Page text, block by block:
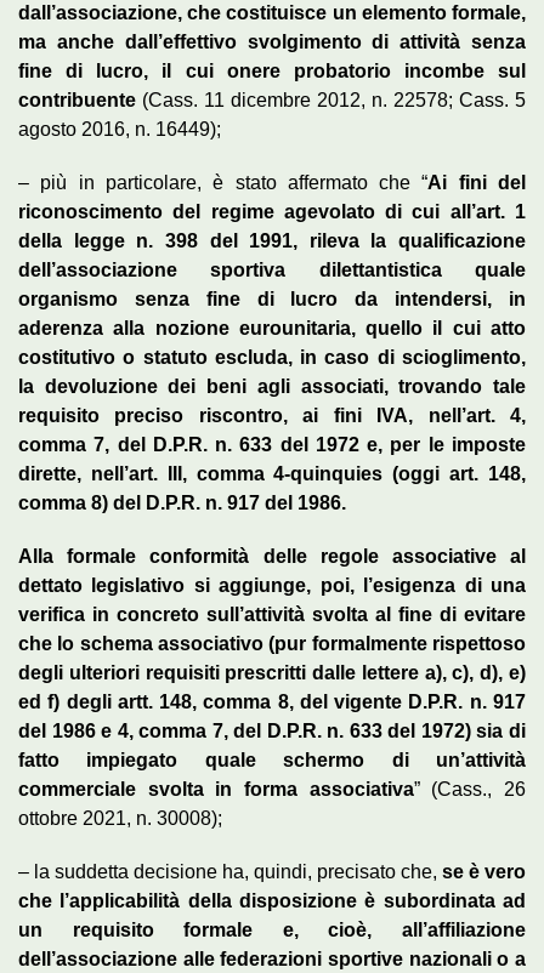
dall’associazione, che costituisce un elemento formale,
ma anche dall’effettivo svolgimento di attività senza
fine di lucro, il cui onere probatorio incombe sul
contribuente (Cass. 11 dicembre 2012, n. 22578; Cass. 5
agosto 2016, n. 16449);
– più in particolare, è stato affermato che “Ai fini del
riconoscimento del regime agevolato di cui all’art. 1
della legge n. 398 del 1991, rileva la qualificazione
dell’associazione sportiva dilettantistica quale
organismo senza fine di lucro da intendersi, in
aderenza alla nozione eurounitaria, quello il cui atto
costitutivo o statuto escluda, in caso di scioglimento,
la devoluzione dei beni agli associati, trovando tale
requisito preciso riscontro, ai fini IVA, nell’art. 4,
comma 7, del D.P.R. n. 633 del 1972 e, per le imposte
dirette, nell’art. III, comma 4-quinquies (oggi art. 148,
comma 8) del D.P.R. n. 917 del 1986.
Alla formale conformità delle regole associative al
dettato legislativo si aggiunge, poi, l’esigenza di una
verifica in concreto sull’attività svolta al fine di evitare
che lo schema associativo (pur formalmente rispettoso
degli ulteriori requisiti prescritti dalle lettere a), c), d), e)
ed f) degli artt. 148, comma 8, del vigente D.P.R. n. 917
del 1986 e 4, comma 7, del D.P.R. n. 633 del 1972) sia di
fatto impiegato quale schermo di un’attività
commerciale svolta in forma associativa” (Cass., 26
ottobre 2021, n. 30008);
– la suddetta decisione ha, quindi, precisato che, se è vero
che l’applicabilità della disposizione è subordinata ad
un requisito formale e, cioè, all’affiliazione
dell’associazione alle federazioni sportive nazionali o a